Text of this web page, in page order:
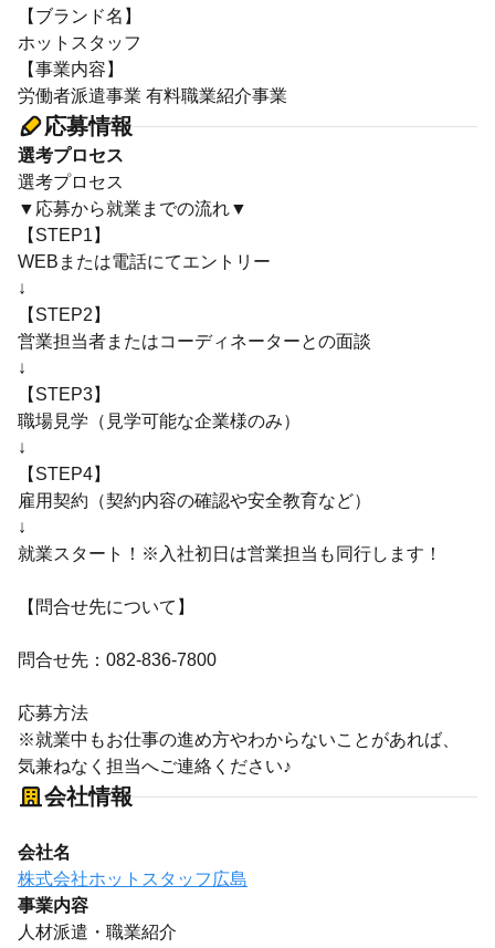
【ブランド名】
ホットスタッフ
【事業内容】
労働者派遣事業 有料職業紹介事業
応募情報
選考プロセス
選考プロセス
▼応募から就業までの流れ▼
【STEP1】
WEBまたは電話にてエントリー
↓
【STEP2】
営業担当者またはコーディネーターとの面談
↓
【STEP3】
職場見学（見学可能な企業様のみ）
↓
【STEP4】
雇用契約（契約内容の確認や安全教育など）
↓
就業スタート！※入社初日は営業担当も同行します！
【問合せ先について】
問合せ先：082-836-7800
応募方法
※就業中もお仕事の進め方やわからないことがあれば、
気兼ねなく担当へご連絡ください♪
会社情報
会社名
株式会社ホットスタッフ広島
事業内容
人材派遣・職業紹介